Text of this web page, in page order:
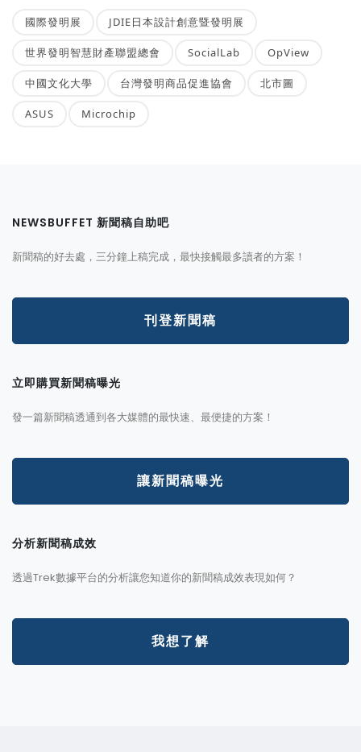
國際發明展 JDIE日本設計創意暨發明展
世界發明智慧財產聯盟總會 SocialLab OpView
中國文化大學 台灣發明商品促進協會 北市圖
ASUS Microchip
NEWSBUFFET 新聞稿自助吧
新聞稿的好去處，三分鐘上稿完成，最快接觸最多讀者的方案！
刊登新聞稿
立即購買新聞稿曝光
發一篇新聞稿透通到各大媒體的最快速、最便捷的方案！
讓新聞稿曝光
分析新聞稿成效
透過Trek數據平台的分析讓您知道你的新聞稿成效表現如何？
我想了解